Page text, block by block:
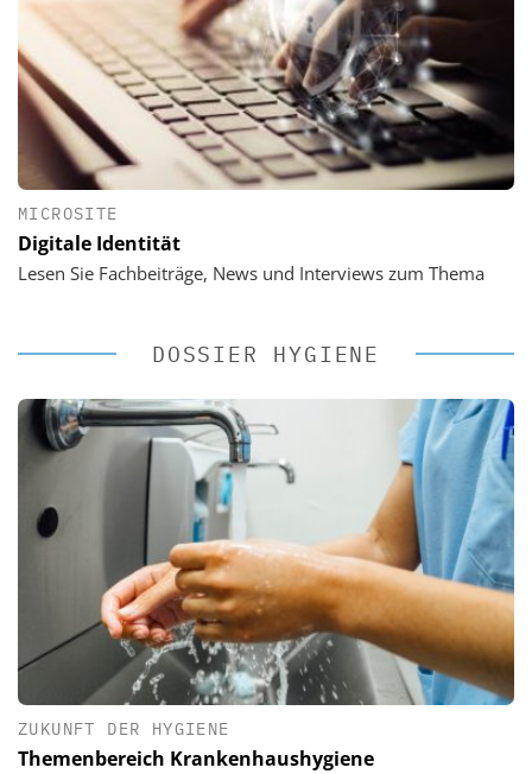
MICROSITE
Digitale Identität
Lesen Sie Fachbeiträge, News und Interviews zum Thema
DOSSIER HYGIENE
ZUKUNFT DER HYGIENE
Themenbereich Krankenhaushygiene